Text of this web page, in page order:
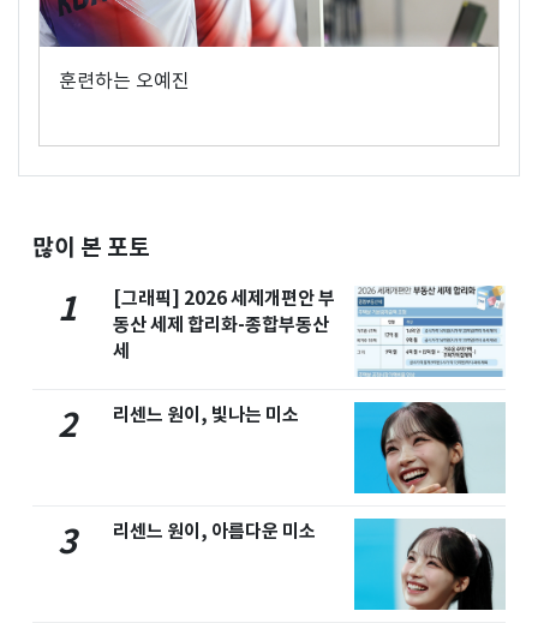
훈련하는 오예진
많이 본 포토
1
[그래픽] 2026 세제개편안 부
동산 세제 합리화-종합부동산
세
2 리센느 원이, 빛나는 미소
3 리센느 원이, 아름다운 미소